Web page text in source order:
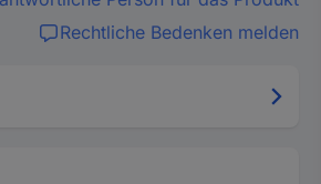
Rechtliche Bedenken melden